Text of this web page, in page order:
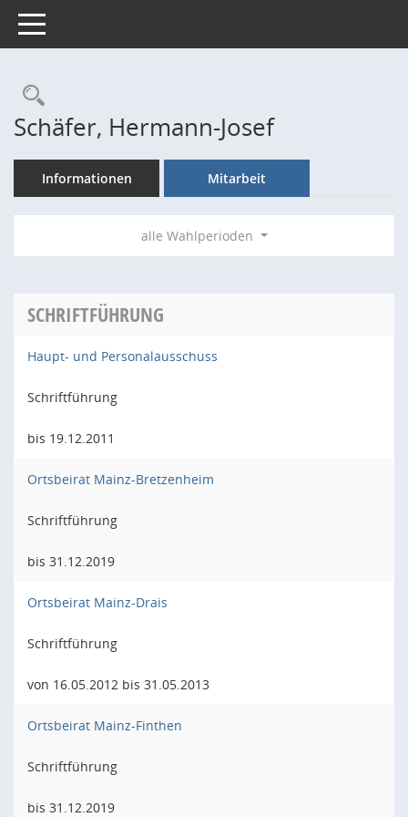
Toggle navigation
Rechercheauswahl
Schäfer, Hermann-Josef
Informationen Mitarbeit
alle Wahlperioden
SCHRIFTFÜHRUNG
Haupt- und Personalausschuss
Schriftführung
bis 19.12.2011
Ortsbeirat Mainz-Bretzenheim
Schriftführung
bis 31.12.2019
Ortsbeirat Mainz-Drais
Schriftführung
von 16.05.2012 bis 31.05.2013
Ortsbeirat Mainz-Finthen
Schriftführung
bis 31.12.2019